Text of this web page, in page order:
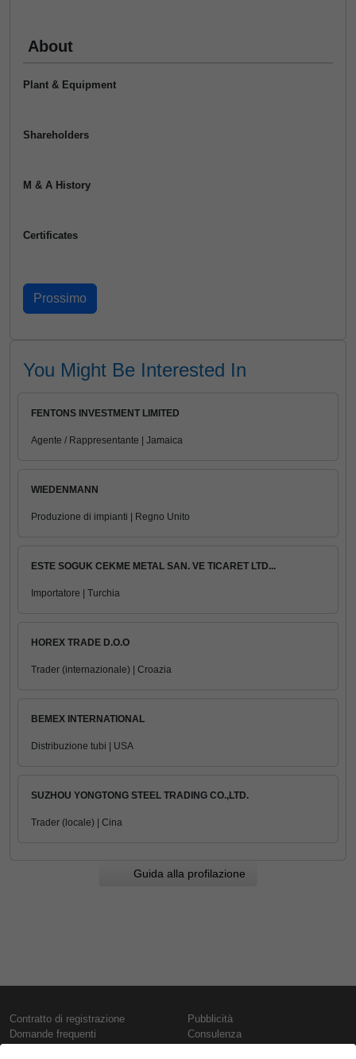
About
Plant & Equipment
Shareholders
M & A History
Certificates
You Might Be Interested In
FENTONS INVESTMENT LIMITED
Agente / Rappresentante | Jamaica
WIEDENMANN
Produzione di impianti | Regno Unito
ESTE SOGUK CEKME METAL SAN. VE TICARET LTD...
Importatore | Turchia
HOREX TRADE D.O.O
Trader (internazionale) | Croazia
BEMEX INTERNATIONAL
Distribuzione tubi | USA
SUZHOU YONGTONG STEEL TRADING CO.,LTD.
Trader (locale) | Cina
Guida alla profilazione
Contratto di registrazione
Domande frequenti
Pubblicità
Consulenza